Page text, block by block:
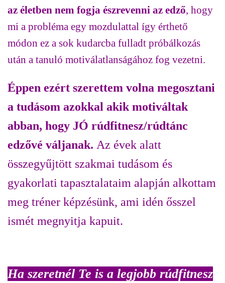
az életben nem fogja észrevenni az edző, hogy
mi a probléma egy mozdulattal így érthető
módon ez a sok kudarcba fulladt próbálkozás
után a tanuló motiválatlanságához fog vezetni.
Éppen ezért szerettem volna megosztani
a tudásom azokkal akik motiváltak
abban, hogy JÓ rúdfitnesz/rúdtánc
edzővé váljanak. Az évek alatt
összegyűjtött szakmai tudásom és
gyakorlati tapasztalataim alapján alkottam
meg tréner képzésünk, ami idén ősszel
ismét megnyitja kapuit.
Ha szeretnél Te is a legjobb rúdfitnesz